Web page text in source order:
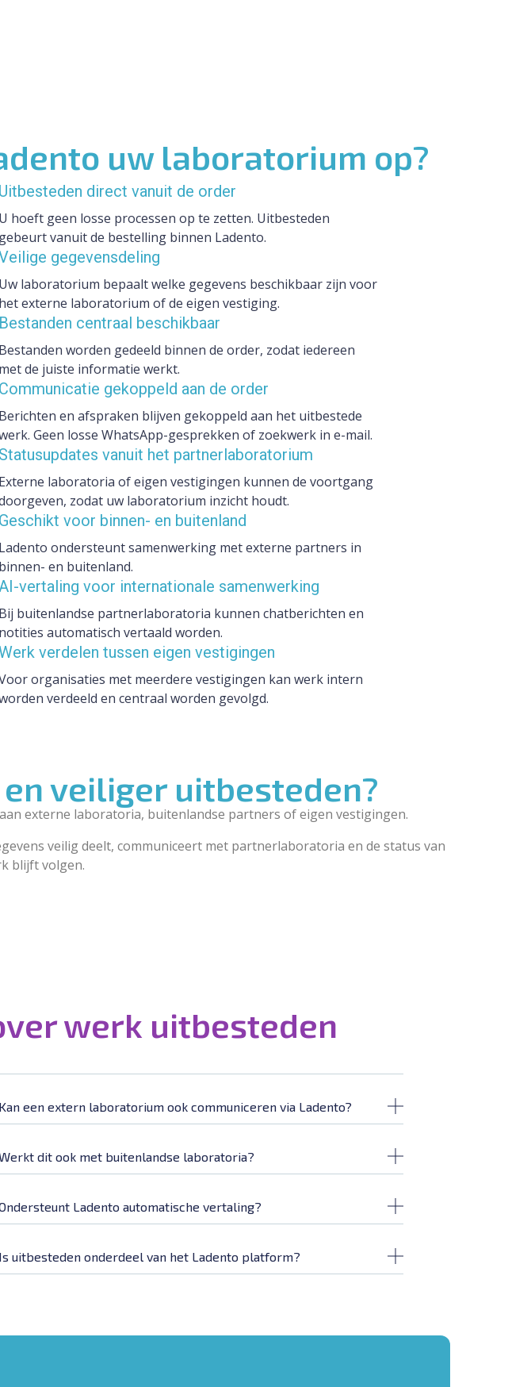
uw laboratorium op?
Uitbesteden direct vanuit de order
U hoeft geen losse processen op te zetten. Uitbesteden
gebeurt vanuit de bestelling binnen Ladento.
gegevensdeling
Uw laboratorium bepaalt welke gegevens beschikbaar zijn voor
het externe laboratorium of de eigen vestiging.
Bestanden centraal beschikbaar
Bestanden worden gedeeld binnen de order, zodat iedereen
met de juiste informatie werkt.
Communicatie gekoppeld aan de order
Berichten en afspraken blijven gekoppeld aan het uitbestede
Geen losse WhatsApp-gesprekken of zoekwerk in e-mail.
Statusupdates vanuit het partnerlaboratorium
Externe laboratoria of eigen vestigingen kunnen de voortgang
zodat uw laboratorium inzicht houdt.
Geschikt voor binnen- en buitenland
Ladento ondersteunt samenwerking met externe partners in
binnen- en buitenland.
vertaling voor internationale samenwerking
Bij buitenlandse partnerlaboratoria kunnen chatberichten en
notities automatisch vertaald worden.
verdelen tussen eigen vestigingen
organisaties met meerdere vestigingen kan werk intern
verdeeld en centraal worden gevolgd.
veiliger uitbesteden?
externe laboratoria, buitenlandse partners of eigen vestigingen.
veilig deelt, communiceert met partnerlaboratoria en de status van
blijft volgen.
werk uitbesteden
Kan een extern laboratorium ook communiceren via Ladento?
dit ook met buitenlandse laboratoria?
Ladento automatische vertaling?
Is uitbesteden onderdeel van het Ladento platform?